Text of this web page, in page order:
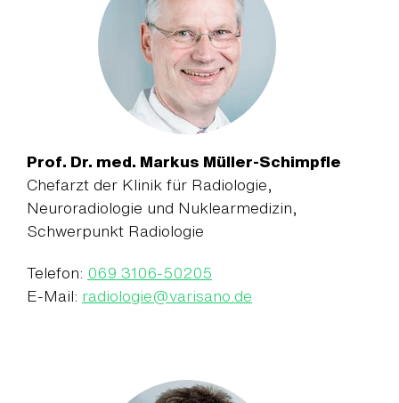
Prof. Dr. med. Markus Müller-Schimpfle
Chefarzt der Klinik für Radiologie,
Neuroradiologie und Nuklearmedizin,
Schwerpunkt Radiologie
Telefon: 069 3106-50205
E-Mail: radiologie@varisano.de